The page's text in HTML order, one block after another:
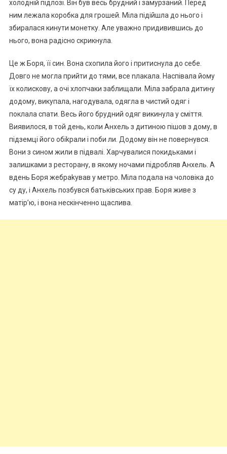
холодній підлозі. Він був весь брудний і замурзаний. Перед
ним лежала коробка для грошей. Міла підійшла до нього і
збиралася кинути монетку. Але уважно придивившись до
нього, вона радісно скрикнула.
Це ж Боря, її син. Вона схопила його і притиснула до себе.
Довго не могла прийти до тями, все nлакала. Наспівала йому
їх колискову, а очі хлопчаки заблищали. Міла забрала дитину
додому, викупала, нагодувала, одягла в чистий одяг і
поклала спати. Весь його брудний одяг викинула у сміття.
Виявилося, в той день, коли Анхель з дитиною пішов з дому, в
підземці його обіkрали і поби ли. Додому він не повернувся.
Вони з сином жили в підвалі. Харчувалися покидьками і
залишками з ресторану, в якому ночами підробляв Анхель. А
вдень Боря жебраkував у метро. Міла подала на чоловіка до
су ду, і Анхель позбувся батьківських прав. Боря живе з
матір’ю, і вона нескінченно щаслива.